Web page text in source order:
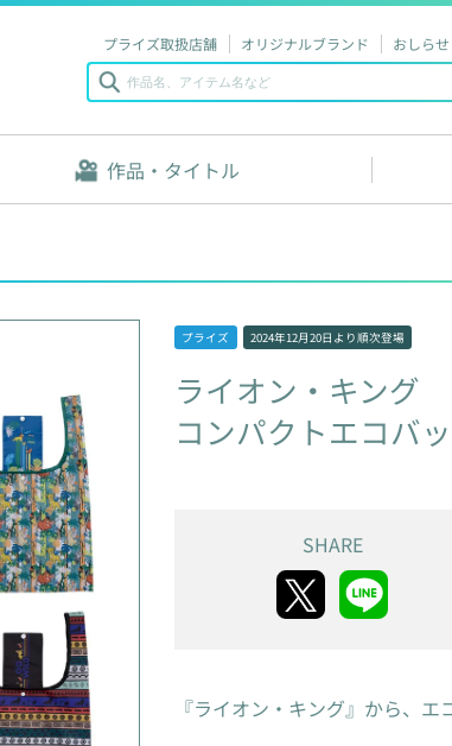
プライズ取扱店舗 オリジナルブランド おしらせ
作品・タイトル
プライズ 2024年12月20日 より順次登場
ライオン・キング
コンパクトエコバ
SHARE
『ライオン・キング』から、エ